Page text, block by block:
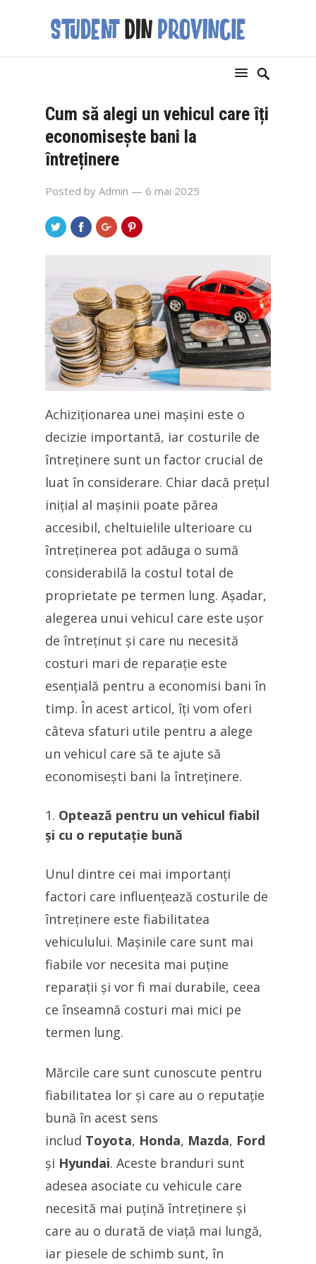
Cum să alegi un vehicul care îți
economisește bani la
întreținere
Posted by Admin — 6 mai 2025
Achiziționarea unei mașini este o
decizie importantă, iar costurile de
întreținere sunt un factor crucial de
luat în considerare. Chiar dacă prețul
inițial al mașinii poate părea
accesibil, cheltuielile ulterioare cu
întreținerea pot adăuga o sumă
considerabilă la costul total de
proprietate pe termen lung. Așadar,
alegerea unui vehicul care este ușor
de întreținut și care nu necesită
costuri mari de reparație este
esențială pentru a economisi bani în
timp. În acest articol, îți vom oferi
câteva sfaturi utile pentru a alege
un vehicul care să te ajute să
economisești bani la întreținere.
Optează pentru un vehicul fiabil
și cu o reputație bună
Unul dintre cei mai importanți
factori care influențează costurile de
întreținere este fiabilitatea
vehiculului. Mașinile care sunt mai
fiabile vor necesita mai puține
reparații și vor fi mai durabile, ceea
ce înseamnă costuri mai mici pe
termen lung.
Mărcile care sunt cunoscute pentru
fiabilitatea lor și care au o reputație
bună în acest sens
includ Toyota, Honda, Mazda, Ford
și Hyundai. Aceste branduri sunt
adesea asociate cu vehicule care
necesită mai puțină întreținere și
care au o durată de viață mai lungă,
iar piesele de schimb sunt, în